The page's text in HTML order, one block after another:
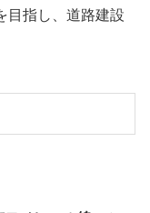
目指し、道路建設